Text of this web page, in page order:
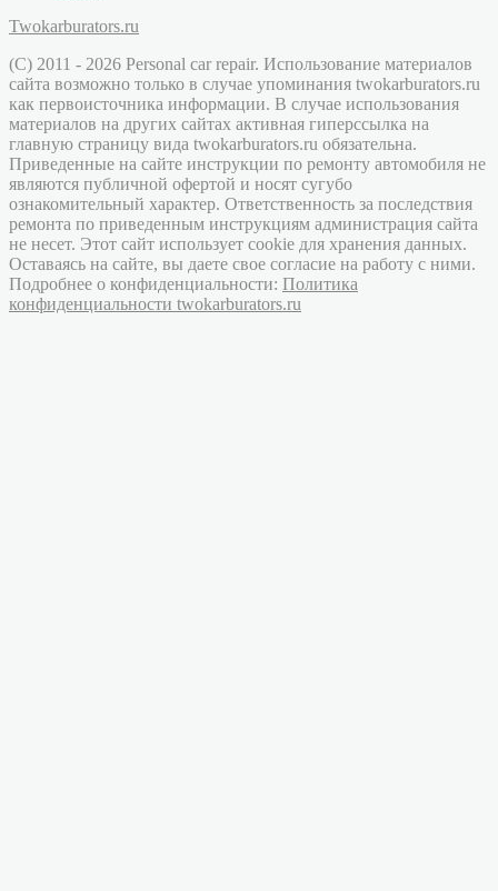
Twokarburators.ru
(C) 2011 - 2026 Personal car repair. Использование материалов
сайта возможно только в случае упоминания twokarburators.ru
как первоисточника информации. В случае использования
материалов на других сайтах активная гиперссылка на
главную страницу вида twokarburators.ru обязательна.
Приведенные на сайте инструкции по ремонту автомобиля не
являются публичной офертой и носят сугубо
ознакомительный характер. Ответственность за последствия
ремонта по приведенным инструкциям администрация сайта
не несет. Этот сайт использует cookie для хранения данных.
Оставаясь на сайте, вы даете свое согласие на работу с ними.
Подробнее о конфиденциальности: Политика
конфиденциальности twokarburators.ru